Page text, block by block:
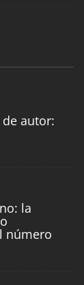
autor:
la
número